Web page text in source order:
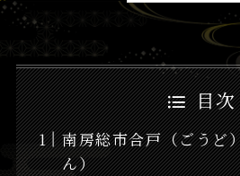
目次
南房総市合戸（ごうど
ん）